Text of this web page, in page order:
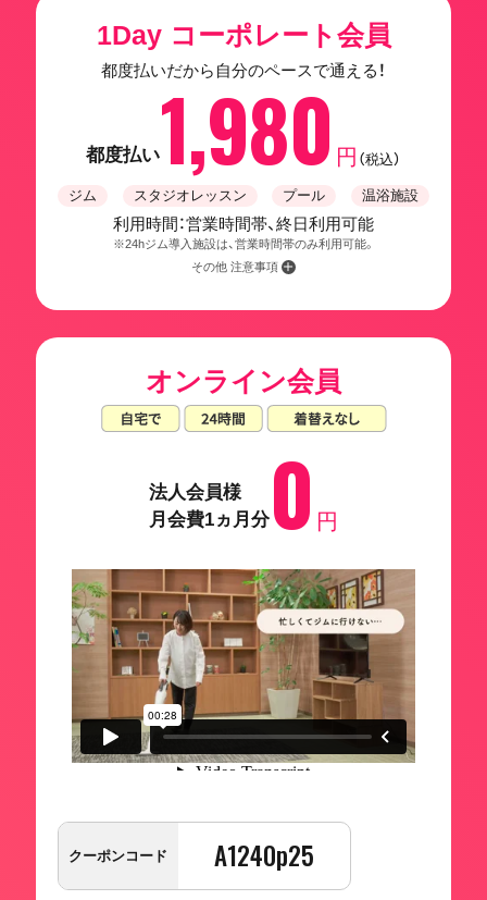
1Day コーポレート会員
都度払いだから自分のペースで通える！
都度払い1,980 円 （税込）
ジム スタジオレッスン プール 温浴施設
利用時間：営業時間帯、終日利用可能
※24hジム導入施設は、営業時間帯のみ利用可能。
その他 注意事項
オンライン会員
法人会員様
月会費1ヵ月分0 円
クーポンコード A1240p25